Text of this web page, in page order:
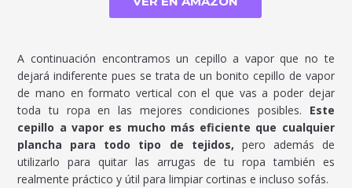
A continuación encontramos un cepillo a vapor que no te
dejará indiferente pues se trata de un bonito cepillo de vapor
de mano en formato vertical con el que vas a poder dejar
toda tu ropa en las mejores condiciones posibles. Este
cepillo a vapor es mucho más eficiente que cualquier
plancha para todo tipo de tejidos, pero además de
utilizarlo para quitar las arrugas de tu ropa también es
realmente práctico y útil para limpiar cortinas e incluso sofás.